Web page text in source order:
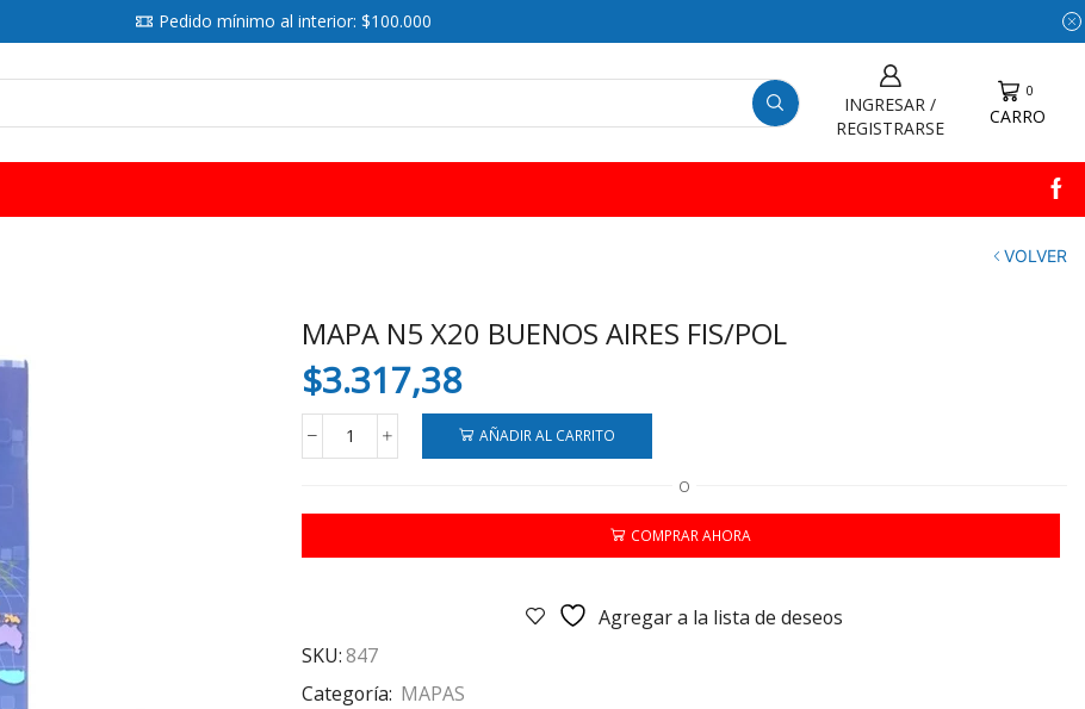
Pedido mínimo al interior: $100.000
INGRESAR /
REGISTRARSE
0
CARRO
VOLVER
MAPA N5 X20 BUENOS AIRES FIS/POL
$3.317,38
MAPA
BUENOS
FIS/POL
AÑADIR AL CARRITO
O
COMPRAR AHORA
Agregar a la lista de deseos
SKU:847
Categoría: MAPAS